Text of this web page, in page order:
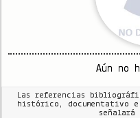
Aún no
Las referencias
histórico, documentativo
señalará